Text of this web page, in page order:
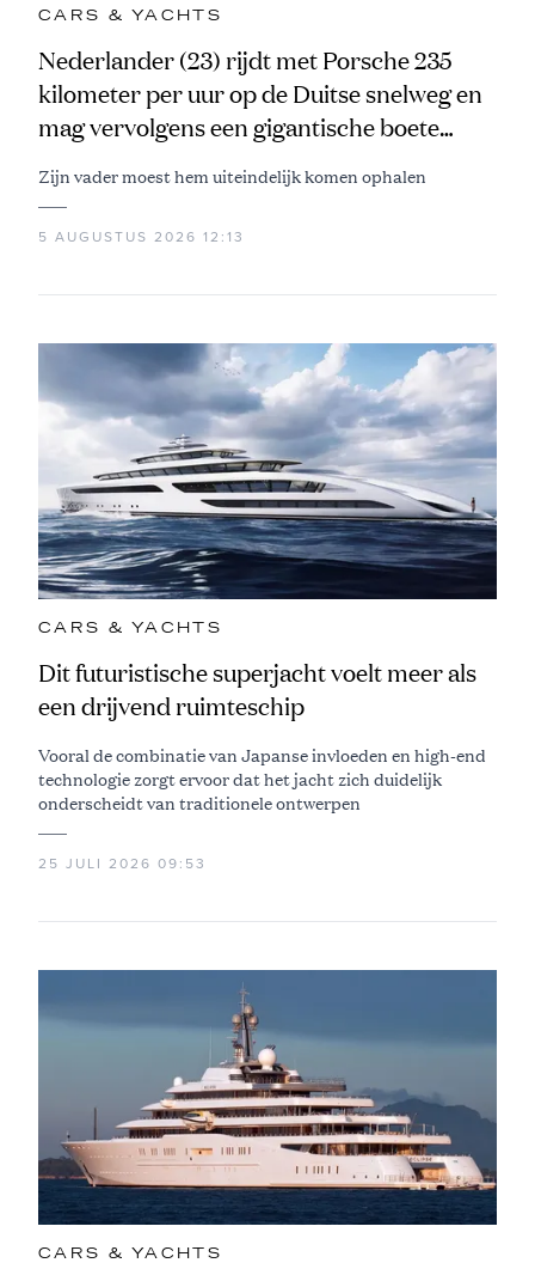
CARS & YACHTS
Nederlander (23) rijdt met Porsche 235
kilometer per uur op de Duitse snelweg en
mag vervolgens een gigantische boete
Zijn vader moest hem uiteindelijk komen ophalen
5 AUGUSTUS 2026 12:13
CARS & YACHTS
Dit futuristische superjacht voelt meer als
een drijvend ruimteschip
Vooral de combinatie van Japanse invloeden en high-end
technologie zorgt ervoor dat het jacht zich duidelijk
onderscheidt van traditionele ontwerpen
25 JULI 2026 09:53
CARS & YACHTS